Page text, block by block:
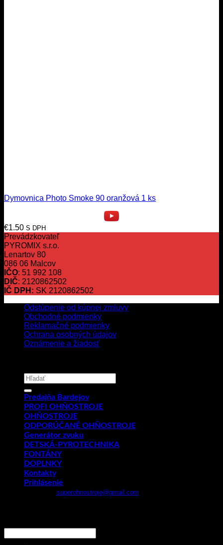
Dymovnica Photo Smoke 90 oranžová 1 ks
€1.50 S DPH
Prevádzkovateľ
PYROMIX s.r.o.
Lenartov 80
086 06 Malcov
IČO: 51 992 108
DIČ: 2120862502
IČ DPH: SK 2120862502
Odstúpenie od kúpnej zmluvy
Obchodné podmienky
Reklamačné podmienky
Ochrana osobných údajov
Oznámenie a žiadosť
Hľadať:
Predajňa Bardejov
PROFI OHŇOSTROJE
OHŇOSTROJE
ODPORÚČANÉ OHŇOSTROJE
Generátor zvuku
DETSKÁ-PYROTECHNIKA
FONTÁNY
DOPLNKY
Kontakty
Prihlásenie
superohnostroje@gmail.com